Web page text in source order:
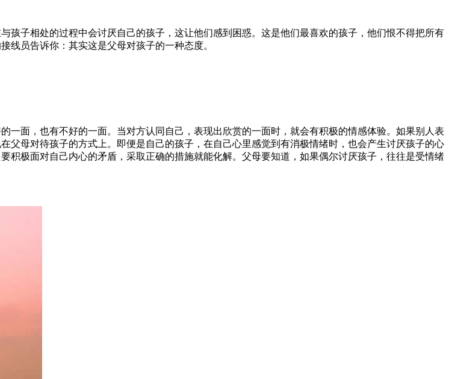
子相处的过程中会讨厌自己的孩子，这让他们感到困惑。这是他们最喜欢的孩子，他们恨不得把所有
线员告诉你：其实这是父母对孩子的一种态度。
面，也有不好的一面。当对方认同自己，表现出欣赏的一面时，就会有积极的情感体验。如果别人表
父母对待孩子的方式上。即便是自己的孩子，在自己心里感觉到有消极情绪时，也会产生讨厌孩子的心
积极面对自己内心的矛盾，采取正确的措施就能化解。父母要知道，如果偶尔讨厌孩子，往往是受情绪